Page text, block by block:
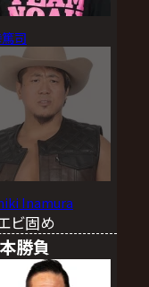
司
Inamura
ビ固め
勝負